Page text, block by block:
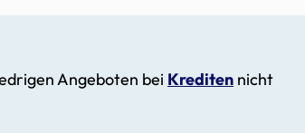
Angeboten bei Krediten nicht